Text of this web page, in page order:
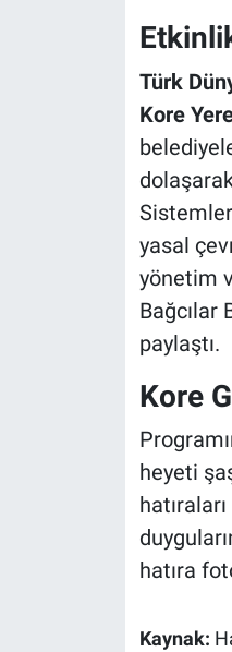
Türk
Kore
yasal
yönetim
Bağcılar
paylaştı.
Kore
heyeti
hatıra
Kaynak: